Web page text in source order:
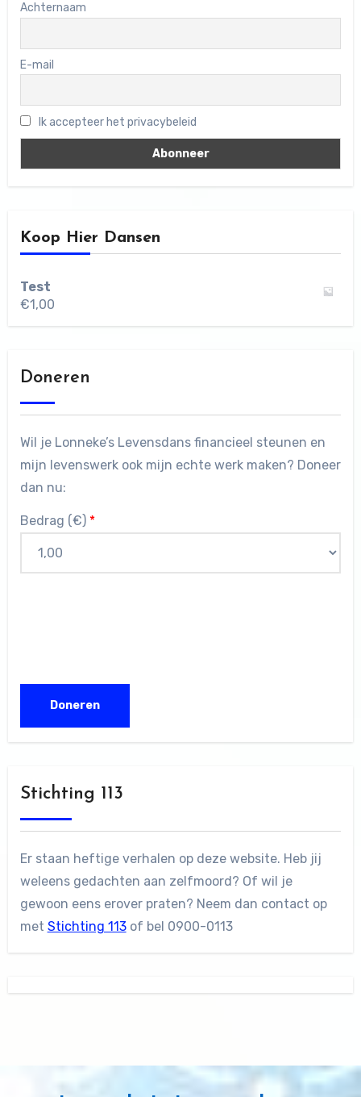
Achternaam
E-mail
Ik accepteer het privacybeleid
Koop Hier Dansen
Test
€1,00
Doneren
Wil je Lonneke’s Levensdans financieel steunen en
mijn levenswerk ook mijn echte werk maken? Doneer
dan nu:
Bedrag (€) *
Stichting 113
Er staan heftige verhalen op deze website. Heb jij
weleens gedachten aan zelfmoord? Of wil je
gewoon eens erover praten? Neem dan contact op
met Stichting 113of bel 0900-0113